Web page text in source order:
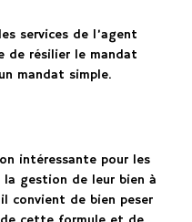
services de l’agent
de résilier le mandat
mandat simple.
intéressante pour les
gestion de leur bien à
convient de bien peser